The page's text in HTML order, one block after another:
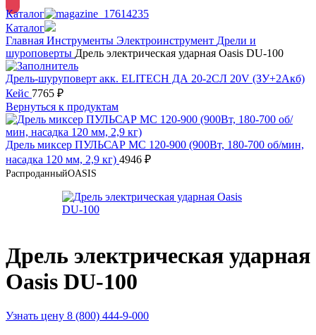
Каталог
Каталог
Главная Инструменты Электроинструмент Дрели и
шуроповерты Дрель электрическая ударная Oasis DU-100
Дрель-шуруповерт акк. ELITECH ДА 20-2СЛ 20V (ЗУ+2Акб)
Кейс 7765 ₽
Вернуться к продуктам
Дрель миксер ПУЛЬСАР МС 120-900 (900Вт, 180-700 об/мин,
насадка 120 мм, 2,9 кг) 4946 ₽
РаспроданныйOASIS
Дрель электрическая ударная
Oasis DU-100
Узнать цену 8 (800) 444-9-000